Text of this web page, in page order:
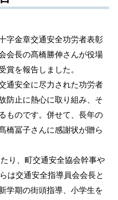
拡大
合い
黄 青
ット
閉じる
字金章交通安全功労者表彰
会長の髙橋勝伸さんが役場
賞を報告しました。
通安全に尽力された功労者
防止に熱心に取り組み、そ
ものです。併せて、長年の
橋冨子さんに感謝状が贈ら
り、町交通安全協会幹事や
は交通安全指導員会会長と
学期の街頭指導、小学生を